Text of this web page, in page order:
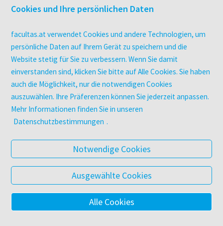
Überblick
utb elibrary
E-Books
facultas Club
UNTERNEHMEN
Über facultas
Arbeiten bei facultas
Datenschutz & Cookies
AGB
Barrierefreiheit
© 2025 Facultas Verlags- und Buchhandels AG
Cookies und Ihre persönlichen Daten
facultas.at verwendet Cookies und andere Technologien, um
persönliche Daten auf Ihrem Gerät zu speichern und die
Website stetig für Sie zu verbessern. Wenn Sie damit
einverstanden sind, klicken Sie bitte auf Alle Cookies. Sie haben
auch die Möglichkeit, nur die notwendigen Cookies
auszuwählen. Ihre Präferenzen können Sie jederzeit anpassen.
Mehr Informationen finden Sie in unseren
Datenschutzbestimmungen .
Notwendige Cookies
Ausgewählte Cookies
Alle Cookies